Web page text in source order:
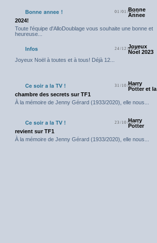
01/01/2024
Bonne
Annee
2024!
Toute l'équipe d'AlloDoublage vous souhaite une bonne et
heureuse...
24/12/2023
Joyeux
Noel 2023
Joyeux Noël à toutes et à tous! Déjà 12...
31/10/2023
Harry
Potter et la
chambre des secrets sur TF1
À la mémoire de Jenny Gérard (1933/2020), elle nous...
23/10/2023
Harry
Potter
revient sur TF1
À la mémoire de Jenny Gérard (1933/2020), elle nous...